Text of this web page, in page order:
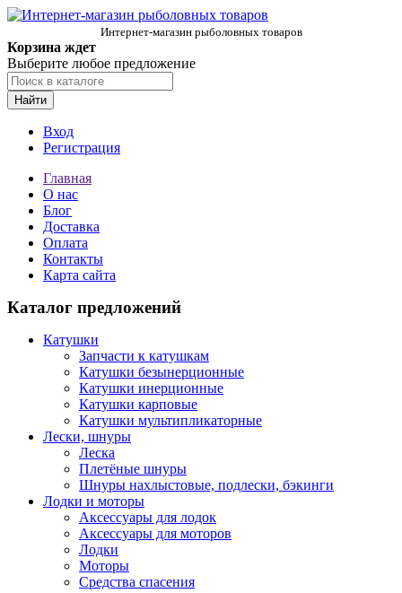
Интернет-магазин рыболовных товаров
Корзина ждет
Выберите любое предложение
Найти
Вход
Регистрация
Главная
О нас
Блог
Доставка
Оплата
Контакты
Карта сайта
Каталог предложений
Катушки
Запчасти к катушкам
Катушки безынерционные
Катушки инерционные
Катушки карповые
Катушки мультипликаторные
Лески, шнуры
Леска
Плетёные шнуры
Шнуры нахлыстовые, подлески, бэкинги
Лодки и моторы
Аксессуары для лодок
Аксессуары для моторов
Лодки
Моторы
Средства спасения